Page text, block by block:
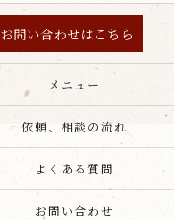
お問い合わせはこちら
メニュー
依頼、相談の流れ
よくある質問
お問い合わせ